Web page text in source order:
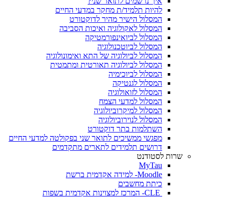
להיות תלמיד/ת מחקר במדעי החיים
המסלול הישיר מהיר לדוקטורט
המסלול לאקולוגיה ואיכות הסביבה
המסלול לביואינפורמטיקה
המסלול לביוטכנולוגיה
המסלול לביולוגיה של התא ואימונולוגיה
המסלול לביולוגיה תאורטית ומתמטית
המסלול לביוכימיה
המסלול לגנטיקה
המסלול לזואולוגיה
המסלול למדעי הצמח
המסלול למיקרוביולוגיה
המסלול לנוירוביולוגיה
השתלמות בתר דוקטורט
מפגשי ממשיכים לתואר שני בפקולטה למדעי החיים
דרושים תלמידים לתארים מתקדמים
שרות לסטודנט
MyTau
Moodle- למידה אקדמית ברשת
כיתת מחשבים